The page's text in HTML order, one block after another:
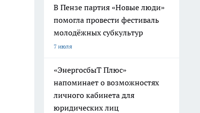
В Пензе партия «Новые люди»
помогла провести фестиваль
молодёжных субкультур
7 июля
«ЭнергосбыТ Плюс»
напоминает о возможностях
личного кабинета для
юридических лиц